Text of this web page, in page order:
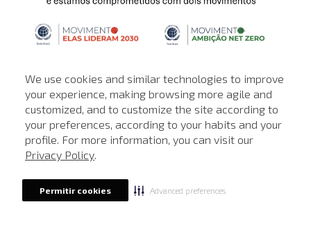
We use cookies and similar technologies to improve
your experience, making browsing more agile and
customized, and to customize the site according to
your preferences, according to your habits and your
profile. For more information, you can visit our
Privacy Policy.
Permitir cookies Advanced preferences
© © Copyright 2000-2026 - Todos os direitos reservados. A Loja de
John John reserva-se no direito de corrigir ou alterar informações
Em caso de dúvidas:0800 990 5500.
Horário de Atendimentodas 8h às 20h de segunda a sábado, exceto